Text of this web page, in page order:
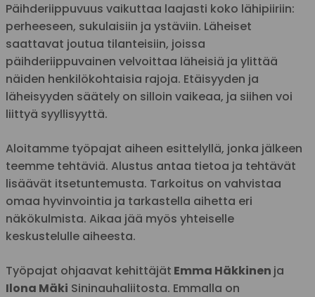
Päihderiippuvuus vaikuttaa laajasti koko lähipiiriin:
perheeseen, sukulaisiin ja ystäviin. Läheiset
saattavat joutua tilanteisiin, joissa
päihderiippuvainen velvoittaa läheisiä ja ylittää
näiden henkilökohtaisia rajoja. Etäisyyden ja
läheisyyden säätely on silloin vaikeaa, ja siihen voi
liittyä syyllisyyttä.
Aloitamme työpajat aiheen esittelyllä, jonka jälkeen
teemme tehtäviä. Alustus antaa tietoa ja tehtävät
lisäävät itsetuntemusta. Tarkoitus on vahvistaa
omaa hyvinvointia ja tarkastella aihetta eri
näkökulmista. Aikaa jää myös yhteiselle
keskustelulle aiheesta.
Työpajat ohjaavat kehittäjät Emma Häkkinen ja
Ilona Mäki Sininauhaliitosta. Emmalla on